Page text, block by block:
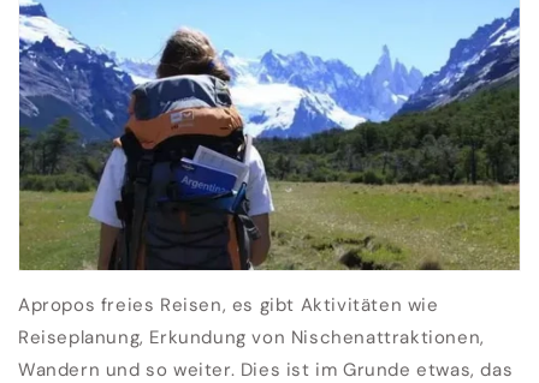
Apropos freies Reisen, es gibt Aktivitäten wie
Reiseplanung, Erkundung von Nischenattraktionen,
Wandern und so weiter. Dies ist im Grunde etwas, das